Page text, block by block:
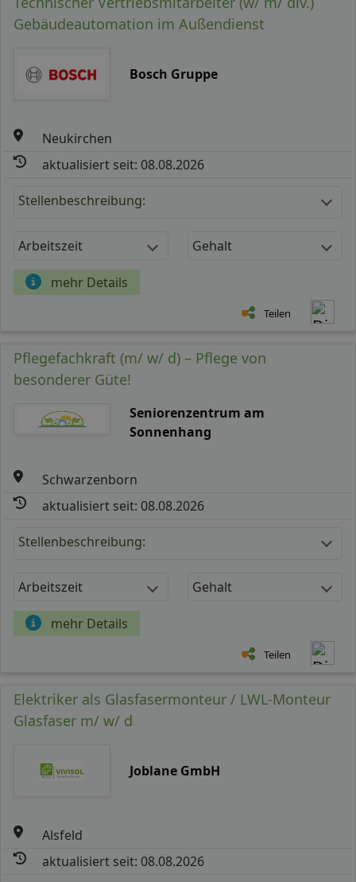
Gebäudeautomation im Außendienst
Bosch Gruppe
Neukirchen
aktualisiert seit: 08.08.2026
Stellenbeschreibung:
Arbeitszeit Gehalt
mehr Details
Teilen
Pflegefachkraft (m/ w/ d) – Pflege von
besonderer Güte!
Seniorenzentrum am
Sonnenhang
Schwarzenborn
aktualisiert seit: 08.08.2026
Stellenbeschreibung:
Arbeitszeit Gehalt
mehr Details
Teilen
Elektriker als Glasfasermonteur / LWL-Monteur
Glasfaser m/ w/ d
Joblane GmbH
Alsfeld
aktualisiert seit: 08.08.2026